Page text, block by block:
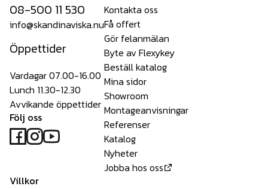
08-500 11 530
info@skandinaviska.nu
Öppettider
Vardagar 07.00-16.00
Lunch 11.30-12.30
Avvikande öppettider
Följ oss
Kontakta oss
Få offert
Gör felanmälan
Byte av Flexykey
Beställ katalog
Mina sidor
Showroom
Montageanvisningar
Referenser
Katalog
Nyheter
Jobba hos oss
Villkor